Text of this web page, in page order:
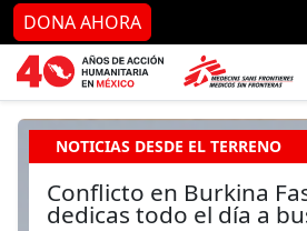
Ir al contenido principal
DONA AHORA
NOTICIAS DESDE EL TERRENO
Conflicto en Burkina
dedicas todo el día a